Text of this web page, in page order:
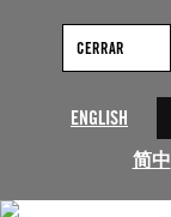
ENGLISH
简中
CERRAR
contenido